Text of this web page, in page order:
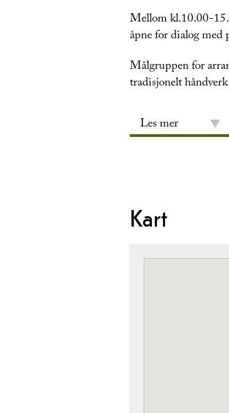
Mellom kl.10.00-
åpne for dialog med
Målgruppen for
tradisjonelt
Les mer
Kart